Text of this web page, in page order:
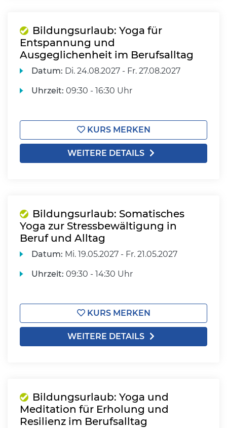
Bildungsurlaub: Yoga für
Entspannung und
Ausgeglichenheit im Berufsalltag
Datum: Di. 24.08.2027 - Fr. 27.08.2027
Uhrzeit: 09:30 - 16:30 Uhr
KURS MERKEN
WEITERE DETAILS
Bildungsurlaub: Somatisches
Yoga zur Stressbewältigung in
Beruf und Alltag
Datum: Mi. 19.05.2027 - Fr. 21.05.2027
Uhrzeit: 09:30 - 14:30 Uhr
KURS MERKEN
WEITERE DETAILS
Bildungsurlaub: Yoga und
Meditation für Erholung und
Resilienz im Berufsalltag